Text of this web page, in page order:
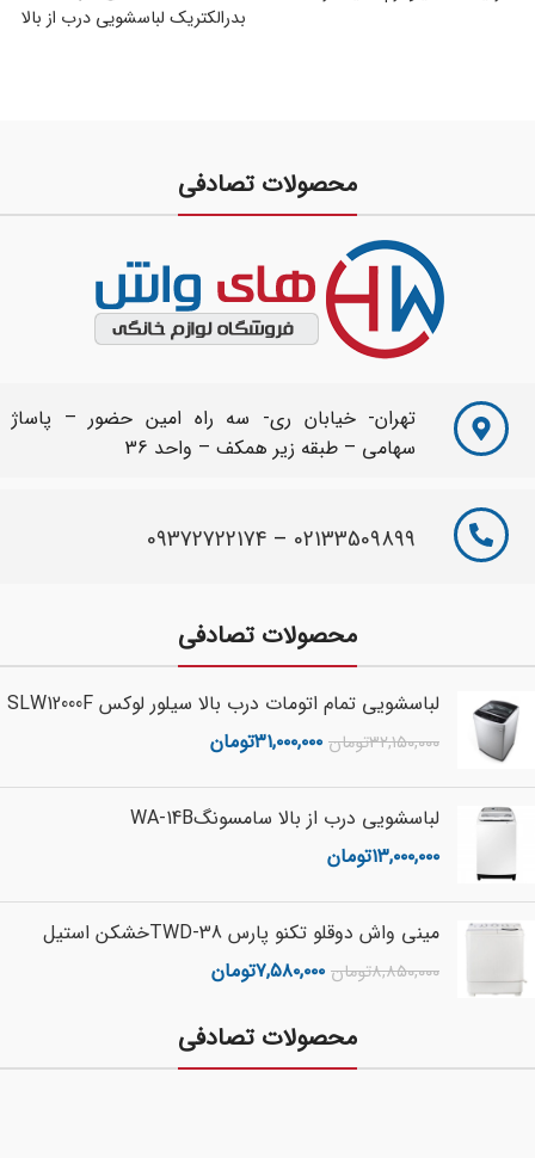
بدرالکتریک لباسشویی درب از بالا
محصولات تصادفی
تهران- خیابان ری- سه راه امین حضور – پاساژ
سهامی – طبقه زیر همکف – واحد 36
02133509899
–
09372722174
محصولات تصادفی
لباسشویی تمام اتومات درب بالا سیلور لوکس SLW12000F
۳۲,۱۵۰,۰۰۰تومان ۳۱,۰۰۰,۰۰۰تومان
لباسشويي درب از بالا سامسونگWA-14B
۱۳,۰۰۰,۰۰۰تومان
مینی واش دوقلو تکنو پارس TWD-38خشکن استیل
۸,۸۵۰,۰۰۰تومان ۷,۵۸۰,۰۰۰تومان
محصولات تصادفی